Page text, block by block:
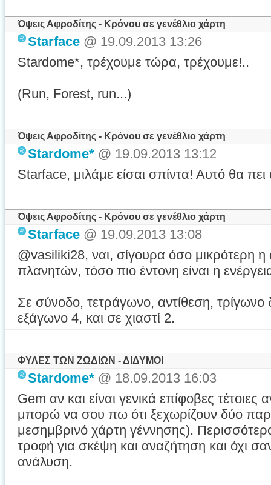
Όψεις Αφροδίτης - Κρόνου σε γενέθλιο χάρτη
Starface @ 19.09.2013 13:26
Stardome*, τρέχουμε τώρα, τρέχουμε!..
(Run, Forest, run...)
Όψεις Αφροδίτης - Κρόνου σε γενέθλιο χάρτη
Stardome* @ 19.09.2013 13:12
Starface, μιλάμε είσαι σπίντα! Αυτό θα
Όψεις Αφροδίτης - Κρόνου σε γενέθλιο χάρτη
Starface @ 19.09.2013 13:08
@vasiliki28, ναι, σίγουρα όσο μικρότερη
πλανητών, τόσο πιο έντονη είναι η
Σε σύνοδο, τετράγωνο, αντίθεση, τρίγωνο
εξάγωνο 4, και σε χιαστί 2.
ΦΥΛΕΣ ΤΩΝ ΖΩΔΙΩΝ - ΔΙΔΥΜΟΙ
Stardome* @ 18.09.2013 16:03
Gem αν και είναι γενικά επίφοβες τέτοιες
μπορώ να σου πω ότι ξεχωρίζουν δύο
μεσημβρινό χάρτη γέννησης).
τροφή για σκέψη και αναζήτηση και όχι
ανάλυση.